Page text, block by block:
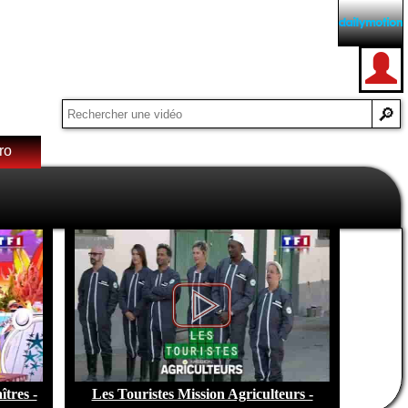
- Les Touristes Mission Agriculteurs -